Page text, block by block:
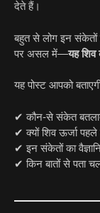
देते हैं।
बहुत से लोग इन संकेतों
पर असल में—यह शिव
यह पोस्ट आपको
✔ कौन-से संकेत बतलाते
✔ क्यों शिव ऊर्जा
✔ इन संकेतों का
✔ किन बातों से पता